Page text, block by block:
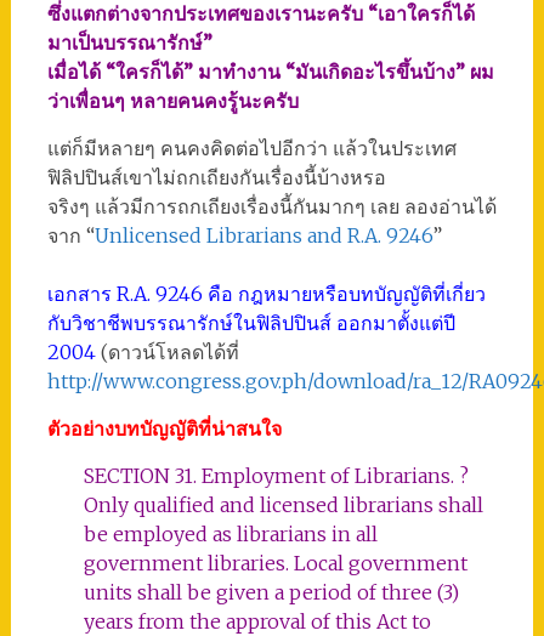
ซึ่งแตกต่างจากประเทศของเรานะครับ “เอาใครก็ได้
มาเป็นบรรณารักษ์”
เมื่อได้ “ใครก็ได้” มาทำงาน “มันเกิดอะไรขึ้นบ้าง” ผม
ว่าเพื่อนๆ หลายคนคงรู้นะครับ
แต่ก็มีหลายๆ คนคงคิดต่อไปอีกว่า แล้วในประเทศ
ฟิลิปปินส์เขาไม่ถกเถียงกันเรื่องนี้บ้างหรอ
จริงๆ แล้วมีการถกเถียงเรื่องนี้กันมากๆ เลย ลองอ่านได้
จาก “Unlicensed Librarians and R.A. 9246”
เอกสาร R.A. 9246 คือ กฎหมายหรือบทบัญญัติที่เกี่ยว
กับวิชาชีพบรรณารักษ์ในฟิลิปปินส์ ออกมาตั้งแต่ปี
2004(ดาวน์โหลดได้ที่
http://www.congress.gov.ph/download/ra_12/
ตัวอย่างบทบัญญัติที่น่าสนใจ
SECTION 31. Employment of Librarians. ?
Only qualified and licensed librarians shall
be employed as librarians in all
government libraries. Local government
units shall be given a period of three (3)
years from the approval of this Act to